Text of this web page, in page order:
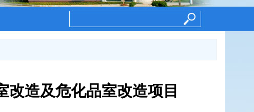
造及危化品室改造项目